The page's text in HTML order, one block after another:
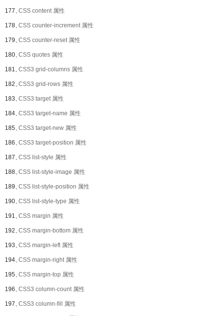
177、CSS content 属性
178、CSS counter-increment 属性
179、CSS counter-reset 属性
180、CSS quotes 属性
181、CSS3 grid-columns 属性
182、CSS3 grid-rows 属性
183、CSS3 target 属性
184、CSS3 target-name 属性
185、CSS3 target-new 属性
186、CSS3 target-position 属性
187、CSS list-style 属性
188、CSS list-style-image 属性
189、CSS list-style-position 属性
190、CSS list-style-type 属性
191、CSS margin 属性
192、CSS margin-bottom 属性
193、CSS margin-left 属性
194、CSS margin-right 属性
195、CSS margin-top 属性
196、CSS3 column-count 属性
197、CSS3 column-fill 属性